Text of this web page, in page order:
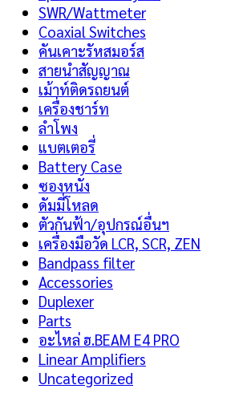
SWR/Wattmeter
Coaxial Switches
คันเคาะรัหสมอร์ส
สายนำสัญญาณ
เม้าท์ติดรถยนต์
เครื่องชาร์ท
ลำโพง
แบตเตอรี่
Battery Case
ซองหนัง
ดัมมี่โหลด
ตัวกันฟ้า/อุปกรณ์อื่นฯ
เครื่องมือวัด LCR, SCR, ZEN
Bandpass filter
Accessories
Duplexer
Parts
อะไหล่ ฮ.BEAM E4 PRO
Linear Amplifiers
Uncategorized